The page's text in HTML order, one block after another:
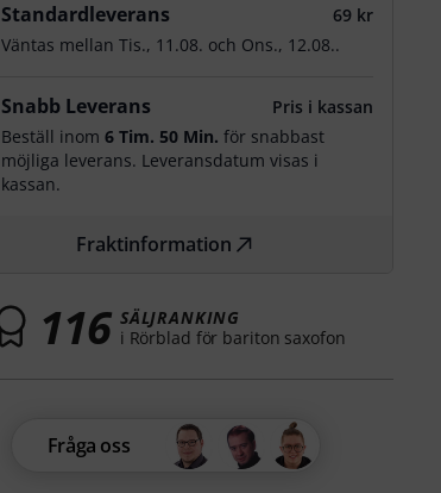
Standardleverans
69 kr
Väntas mellanTis., 11.08. och Ons., 12.08..
Snabb Leverans
Pris i kassan
Beställ inom6 Tim. 50 Min. för snabbast
möjliga leverans. Leveransdatum visas i
kassan.
Fraktinformation
116 SÄLJRANKING
i Rörblad för bariton saxofon
Fråga oss